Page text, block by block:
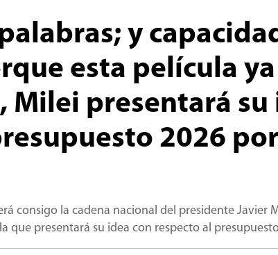
y
esta película
Milei presentará su
2026
consigo la cadena nacional del presidente Javier
que presentará su idea con respecto al